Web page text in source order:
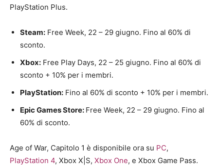
PlayStation Plus.
Steam: Free Week, 22 – 29 giugno. Fino al 60% di
sconto.
Xbox: Free Play Days, 22 – 25 giugno. Fino al 60% di
sconto + 10% per i membri.
PlayStation: Fino al 60% di sconto + 10% per i membri.
Epic Games Store: Free Week, 22 – 29 giugno. Fino al
60% di sconto.
Age of War, Capitolo 1 è disponibile ora su PC,
PlayStation 4, Xbox X|S, Xbox One, e Xbox Game Pass.